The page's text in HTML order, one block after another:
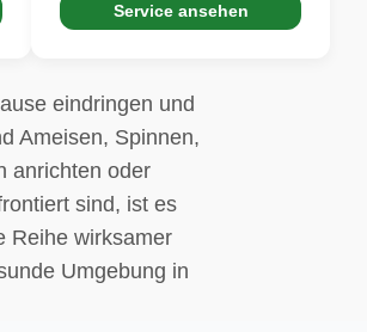
Service ansehen
eindringen und
Ameisen, Spinnen,
anrichten oder
sind, ist es
Reihe wirksamer
Umgebung in